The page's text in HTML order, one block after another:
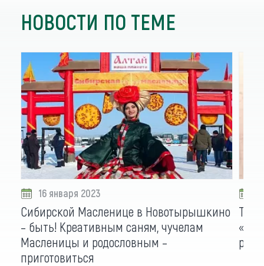
НОВОСТИ ПО ТЕМЕ
16 января 2023
Сибирской Масленице в Новотырышкино
– быть! Креативным саням, чучелам
Масленицы и родословным –
приготовиться